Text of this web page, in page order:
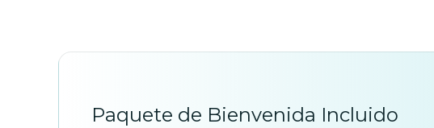
Paquete de Bienvenida Incluido